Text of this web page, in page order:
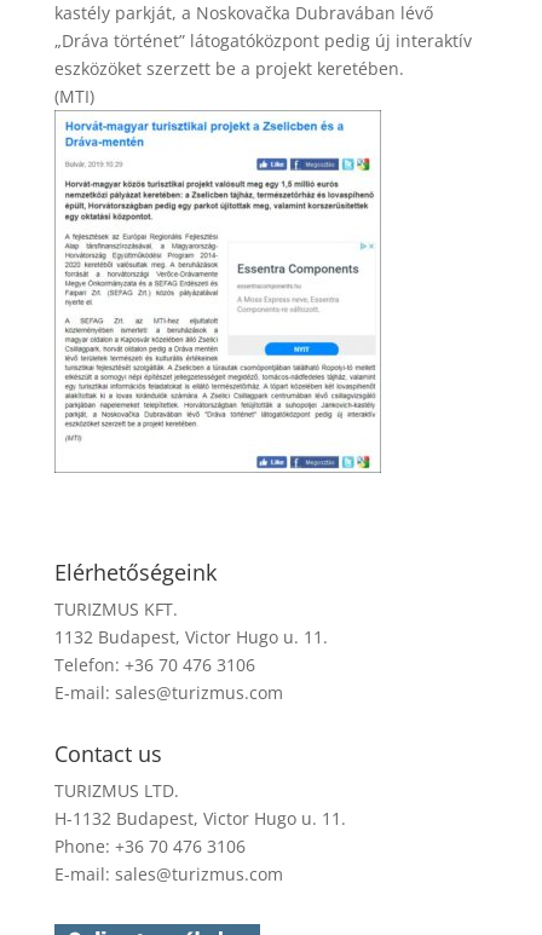
kastély parkját, a Noskovačka Dubravában lévő
„Dráva történet” látogatóközpont pedig új interaktív
eszközöket szerzett be a projekt keretében.
(MTI)
Elérhetőségeink
TURIZMUS KFT.
1132 Budapest, Victor Hugo u. 11.
Telefon: +36 70 476 3106
E-mail: sales@turizmus.com
Contact us
TURIZMUS LTD.
H-1132 Budapest, Victor Hugo u. 11.
Phone: +36 70 476 3106
E-mail: sales@turizmus.com